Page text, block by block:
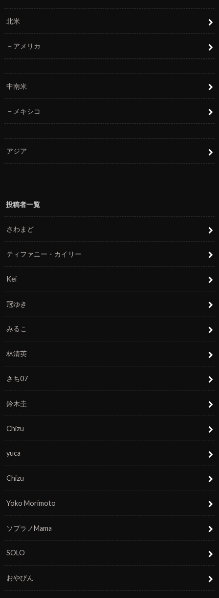
北米
アメリカ
中南米
メキシコ
アジア
投稿者一覧
さわまど
ティファニー・カイリー
Kei
冠ゆき
みるこ
林清英
さち07
鈴木圭
Chizu
yuca
Chizu
Yoko Morimoto
ソプラノMama
SOLO
おやびん